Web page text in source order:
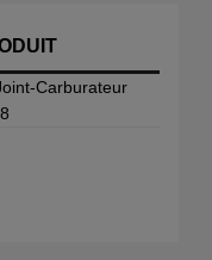
Carburateur